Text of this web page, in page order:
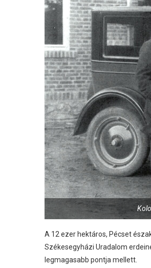
A 12 ezer hektáros, Pécset
Székesegyházi Uradalom
legmagasabb pontja mellett.